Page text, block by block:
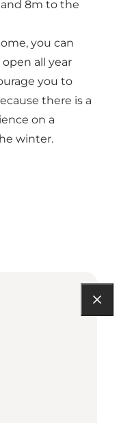
and 8m to the
you can
all year
you to
there is a
on a
winter.